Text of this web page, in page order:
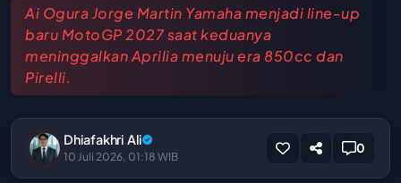
Ai Ogura Jorge Martin Yamaha menjadi line-up
baru MotoGP 2027 saat keduanya
meninggalkan Aprilia menuju era 850cc dan
Pirelli.
Dhiafakhri Ali
10 Juli 2026, 01:18 WIB
0